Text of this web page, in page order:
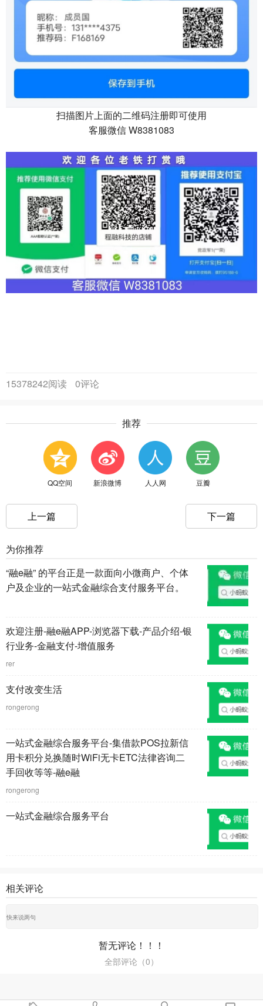
扫描图片上面的二维码注册即可使用
客服微信 W8381083
15378242阅读 0评论
推荐
QQ空间 新浪微博 人人网 豆瓣
上一篇 下一篇
为你推荐
“融e融” 的平台正是一款面向小微商户、个体
户及企业的一站式金融综合支付服务平台。
欢迎注册-融e融APP-浏览器下载-产品介绍-银
行业务-金融支付-增值服务
rer
支付改变生活
rongerong
一站式金融综合服务平台-集借款POS拉新信
用卡积分兑换随时WiFi无卡ETC法律咨询二
手回收等等-融e融
rongerong
一站式金融综合服务平台
相关评论
暂无评论！！！
全部评论（0）